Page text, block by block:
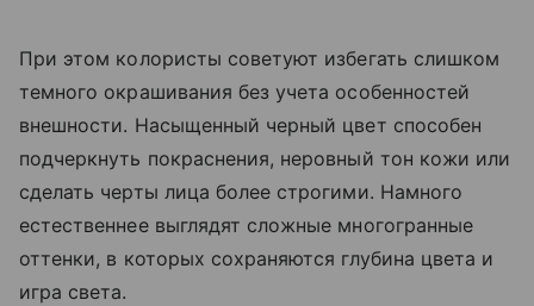
При этом колористы советуют избегать слишком
темного окрашивания без учета особенностей
внешности. Насыщенный черный цвет способен
подчеркнуть покраснения, неровный тон кожи или
сделать черты лица более строгими. Намного
естественнее выглядят сложные многогранные
оттенки, в которых сохраняются глубина цвета и
игра света.